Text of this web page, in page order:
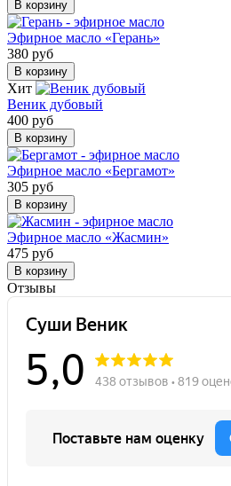
В корзину
Эфирное масло «Герань»
380 руб
В корзину
Хит
Веник дубовый
400 руб
В корзину
Эфирное масло «Бергамот»
305 руб
В корзину
Эфирное масло «Жасмин»
475 руб
В корзину
Отзывы